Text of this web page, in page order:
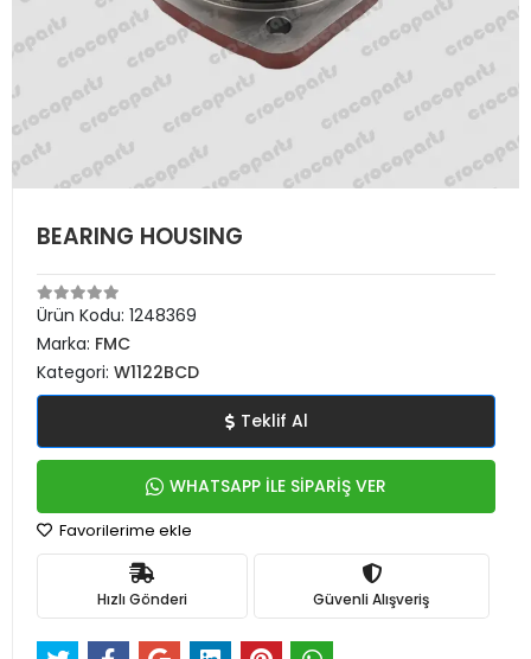
BEARING HOUSING
Ürün Kodu: 1248369
Marka: FMC
Kategori: W1122BCD
Teklif Al
WHATSAPP İLE SİPARİŞ VER
Favorilerime ekle
Hızlı Gönderi Güvenli Alışveriş